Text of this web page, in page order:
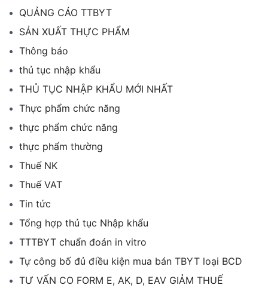
QUẢNG CÁO TTBYT
SẢN XUẤT THỰC PHẨM
Thông báo
thủ tục nhập khẩu
THỦ TỤC NHẬP KHẨU MỚI NHẤT
Thực phẩm chức năng
thực phẩm chức năng
thực phẩm thường
Thuế NK
Thuế VAT
Tin tức
Tổng hợp thủ tục Nhập khẩu
TTTBYT chuẩn đoán in vitro
Tự công bố đủ điều kiện mua bán TBYT loại BCD
TƯ VẤN CO FORM E, AK, D, EAV GIẢM THUẾ